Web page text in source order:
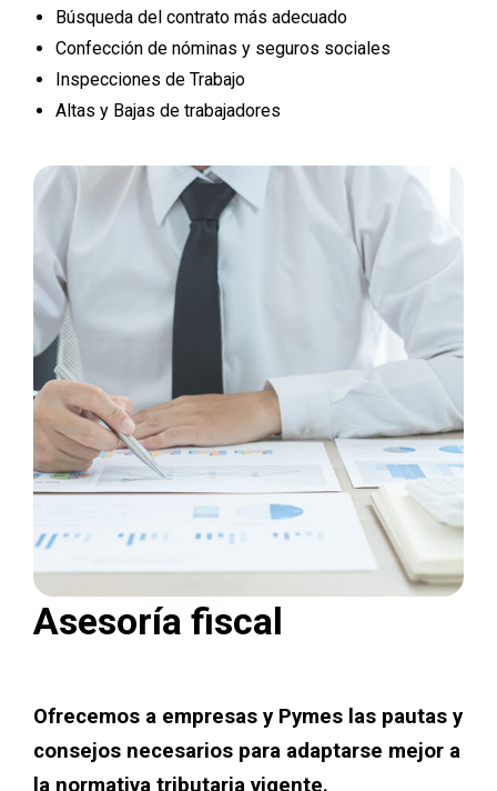
Búsqueda del contrato más adecuado
Confección de nóminas y seguros sociales
Inspecciones de Trabajo
Altas y Bajas de trabajadores
Asesoría fiscal
Ofrecemos a empresas y Pymes las pautas y
consejos necesarios para adaptarse mejor a
la normativa tributaria vigente.